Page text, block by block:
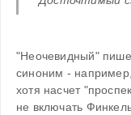
"Неочевидный"
синоним -
хотя насчет
не включать